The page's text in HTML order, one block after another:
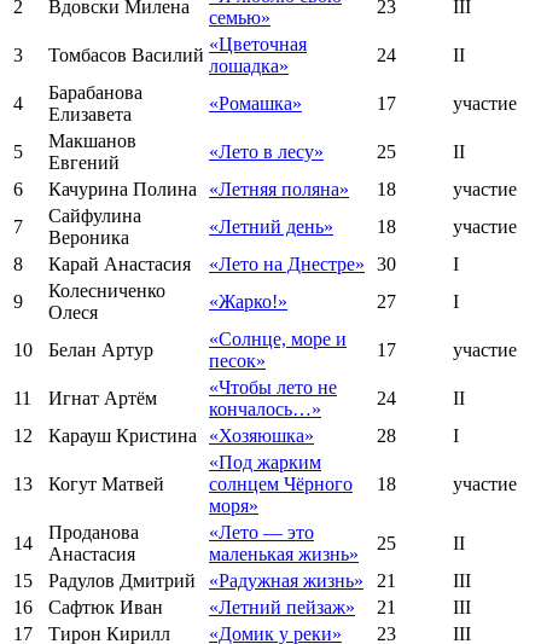
2 Вдовски Милена
семью»
23 III
3 Томбасов Василий
«Цветочная
лошадка»
24 II
4
Барабанова
Елизавета
«Ромашка» 17 участие
5
Макшанов
Евгений
«Лето в лесу» 25
II
6
Качурина Полина «Летняя поляна» 18
участие
7
Сайфулина
Вероника
«Летний день» 18
участие
8
Карай Анастасия «Лето на Днестре» 30
I
9
Колесниченко
Олеся
«Жарко!» 27 I
10 Белан Артур
«Солнце, море и
песок»
17 участие
11 Игнат Артём
«Чтобы лето не
кончалось…»
24
II
12
Карауш Кристина «Хозяюшка» 28 I
13 Когут Матвей
«Под жарким
солнцем Чёрного
моря»
18 участие
14
Проданова
Анастасия
«Лето — это
маленькая жизнь»
25
II
15
Радулов Дмитрий «Радужная жизнь» 21
III
16
Сафтюк Иван «Летний пейзаж» 21
III
17
Тирон Кирилл «Домик у реки» 23
III